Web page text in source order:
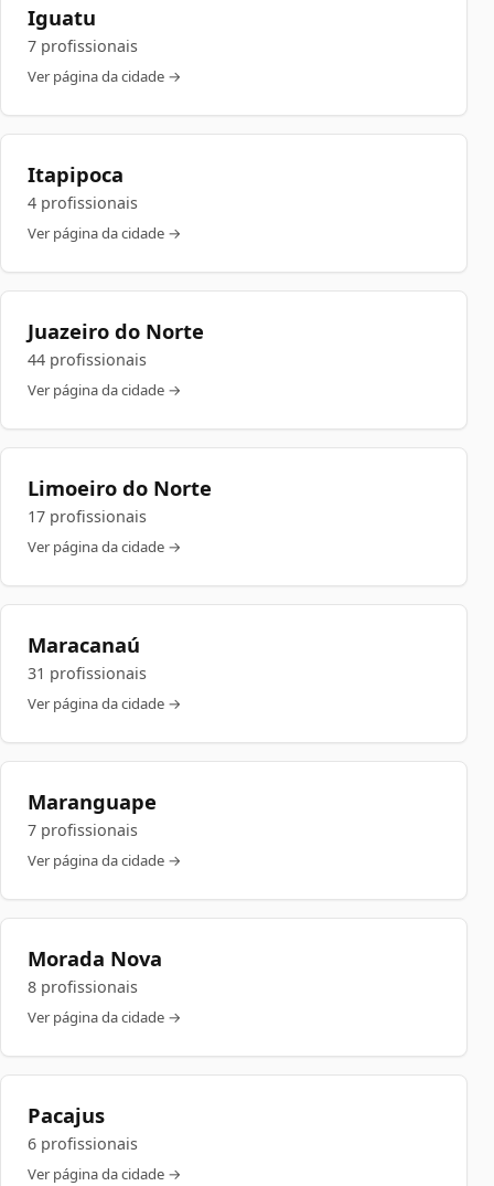
Iguatu
7 profissionais
Ver página da cidade →
Itapipoca
4 profissionais
Ver página da cidade →
Juazeiro do Norte
44 profissionais
Ver página da cidade →
Limoeiro do Norte
17 profissionais
Ver página da cidade →
Maracanaú
31 profissionais
Ver página da cidade →
Maranguape
7 profissionais
Ver página da cidade →
Morada Nova
8 profissionais
Ver página da cidade →
Pacajus
6 profissionais
Ver página da cidade →